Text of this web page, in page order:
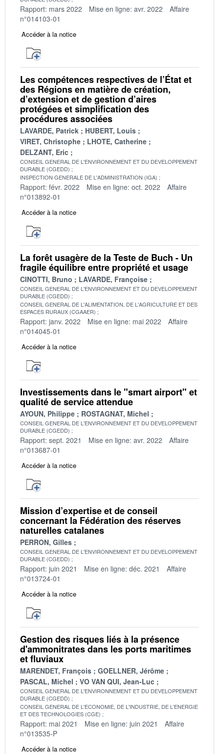
Rapport: mars 2022 Mise en ligne: avr. 2022
Affaire
n°014103-01
Accéder à la notice
Les compétences respectives de l’État et
des Régions en matière de création,
d’extension et de gestion d’aires
protégées et simplification des
procédures associées
LAVARDE, Patrick
HUBERT, Louis
VIRET, Christophe
LHOTE, Catherine
DELZANT, Eric
CONSEIL GENERAL DE L'ENVIRONNEMENT ET DU DEVELOPPEMENT
DURABLE (CGEDD)
INSPECTION GENERALE DE L'ADMINISTRATION (IGA)
Rapport: févr. 2022 Mise en ligne: oct. 2022
Affaire
n°013892-01
Accéder à la notice
La forêt usagère de la Teste de Buch - Un
fragile équilibre entre propriété et usage
CINOTTI, Bruno LAVARDE, Françoise
CONSEIL GENERAL DE L'ENVIRONNEMENT ET DU DEVELOPPEMENT
DURABLE (CGEDD)
CONSEIL GENERAL DE L'ALIMENTATION, DE L'AGRICULTURE ET DES
ESPACES RURAUX (CGAAER)
Rapport: janv. 2022 Mise en ligne: mai 2022
Affaire
n°014045-01
Accéder à la notice
Investissements dans le "smart airport" et
qualité de service attendue
AYOUN, Philippe ROSTAGNAT, Michel
CONSEIL GENERAL DE L'ENVIRONNEMENT ET DU DEVELOPPEMENT
DURABLE (CGEDD)
Rapport: sept. 2021 Mise en ligne: avr. 2022
Affaire
n°013687-01
Accéder à la notice
Mission d’expertise et de conseil
concernant la Fédération des réserves
naturelles catalanes
PERRON, Gilles
CONSEIL GENERAL DE L'ENVIRONNEMENT ET DU DEVELOPPEMENT
DURABLE (CGEDD)
Rapport: juin 2021 Mise en ligne: déc. 2021
Affaire
n°013724-01
Accéder à la notice
Gestion des risques liés à la présence
d'ammonitrates dans les ports maritimes
et fluviaux
MARENDET, François
GOELLNER, Jérôme
PASCAL, Michel
VO VAN QUI, Jean-Luc
CONSEIL GENERAL DE L'ENVIRONNEMENT ET DU DEVELOPPEMENT
DURABLE (CGEDD)
CONSEIL GENERAL DE L'ECONOMIE, DE L'INDUSTRIE, DE L'ENERGIE
ET DES TECHNOLOGIES (CGE)
Rapport: mai 2021 Mise en ligne: juin 2021
Affaire
n°013535-P
Accéder à la notice